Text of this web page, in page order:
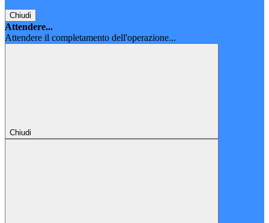
Chiudi
Attendere...
Attendere il completamento dell'operazione...
Chiudi